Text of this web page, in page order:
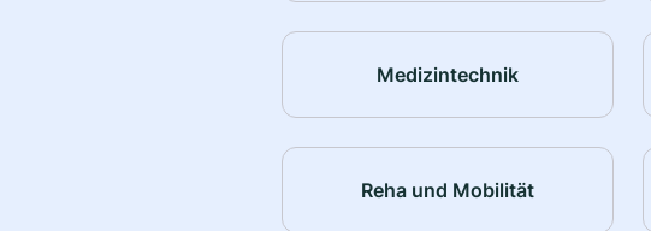
Medizintechnik
Reha und Mobilität